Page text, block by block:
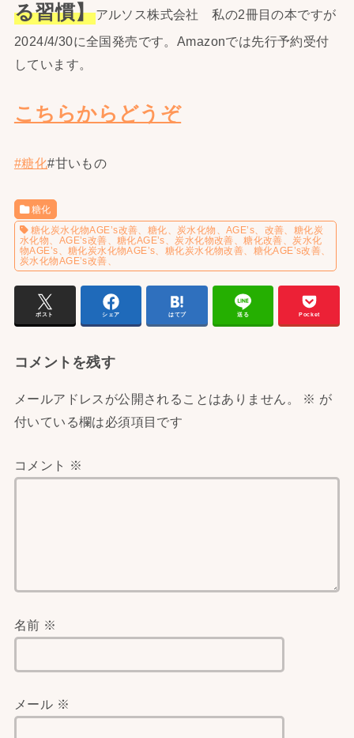
る習慣】アルソス株式会社 私の2冊目の本ですが
2024/4/30に全国発売です。Amazonでは先行予約受付
しています。
こちらからどうぞ
#糖化#甘いもの
糖化
糖化炭水化物AGE’s改善、糖化、炭水化物、AGE’s、改善、糖化炭
水化物、AGE’s改善、糖化AGE’s、炭水化物改善、糖化改善、炭水化
物AGE’s、糖化炭水化物AGE’s、糖化炭水化物改善、糖化AGE’s改善、
炭水化物AGE’s改善、
ポスト シェア はてブ 送る Pocket
コメントを残す
メールアドレスが公開されることはありません。 ※ が
付いている欄は必須項目です
コメント ※
名前 ※
メール ※